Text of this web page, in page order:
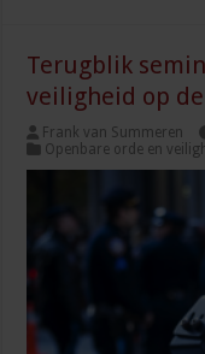
Terugblik
veiligheid op
Frank van Summeren
Openbare orde en